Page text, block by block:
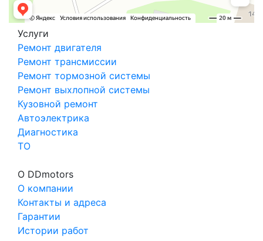
Услуги
Ремонт двигателя
Ремонт трансмиссии
Ремонт тормозной системы
Ремонт выхлопной системы
Кузовной ремонт
Автоэлектрика
Диагностика
ТО
О DDmotors
О компании
Контакты и адреса
Гарантии
Истории работ